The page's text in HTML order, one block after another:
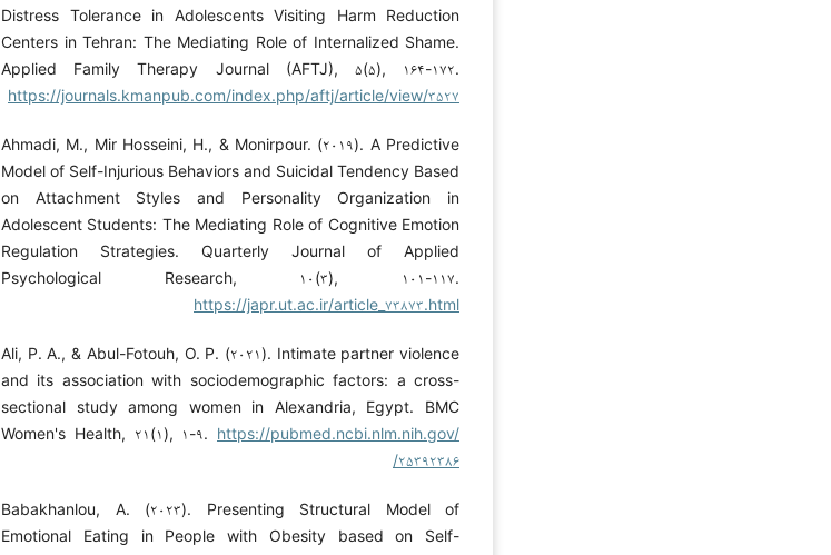
Distress Tolerance in Adolescents Visiting Harm Reduction
Centers in Tehran: The Mediating Role of Internalized Shame.
Applied Family Therapy Journal (AFTJ), ۵(۵), ۱۶۴-۱۷۲.
https://journals.kmanpub.com/index.php/aftj/article/view/۳۵۲۷
Ahmadi, M., Mir Hosseini, H., & Monirpour. (۲۰۱۹). A Predictive
Model of Self-Injurious Behaviors and Suicidal Tendency Based
on Attachment Styles and Personality Organization in
Adolescent Students: The Mediating Role of Cognitive Emotion
Regulation Strategies. Quarterly Journal of Applied
Psychological Research, ۱۰(۳), ۱۰۱-۱۱۷.
https://japr.ut.ac.ir/article_۷۳۸۷۳.html
Ali, P. A., & Abul-Fotouh, O. P. (۲۰۲۱). Intimate partner violence
and its association with sociodemographic factors: a cross-
sectional study among women in Alexandria, Egypt. BMC
Women's Health, ۲۱(۱), ۱-۹. https://pubmed.ncbi.nlm.nih.gov/
۲۵۳۹۲۳۸۶/
Babakhanlou, A. (۲۰۲۳). Presenting Structural Model of
Emotional Eating in People with Obesity based on Self-